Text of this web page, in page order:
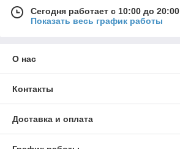
Сегодня работает с 10:00 до 20:00
Показать весь график работы
О нас
Контакты
Доставка и оплата